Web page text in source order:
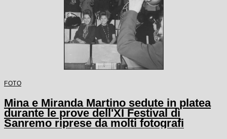
FOTO
Mina e Miranda Martino sedute in platea
durante le prove dell'XI Festival di
Sanremo riprese da molti fotografi